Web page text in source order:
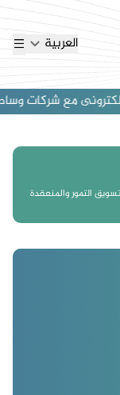
العربية
مع شركات وساطة
التمور والمنعقدة